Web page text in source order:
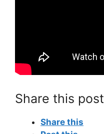
Share this post
Share this